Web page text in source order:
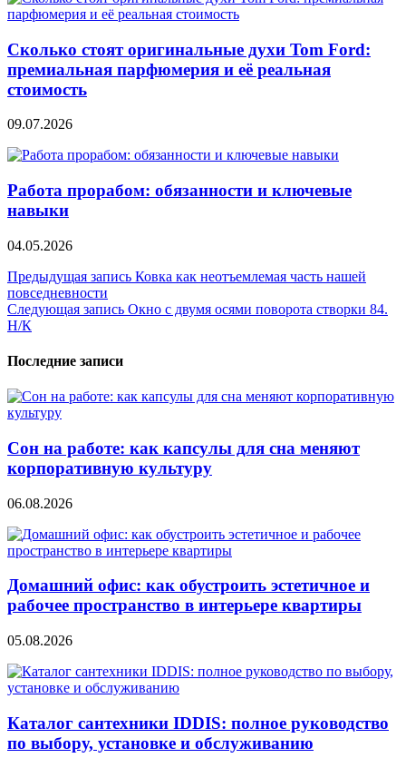
Сколько стоят оригинальные духи Tom Ford:
премиальная парфюмерия и её реальная
стоимость
09.07.2026
Работа прорабом: обязанности и ключевые
навыки
04.05.2026
Навигация
по
записям
Предыдущая запись Ковка как неотъемлемая часть нашей
повседневности
Следующая запись Окно с двумя осями поворота створки 84.
Н/К
Последние записи
Сон на работе: как капсулы для сна меняют
корпоративную культуру
06.08.2026
Домашний офис: как обустроить эстетичное и
рабочее пространство в интерьере квартиры
05.08.2026
Каталог сантехники IDDIS: полное руководство
по выбору, установке и обслуживанию